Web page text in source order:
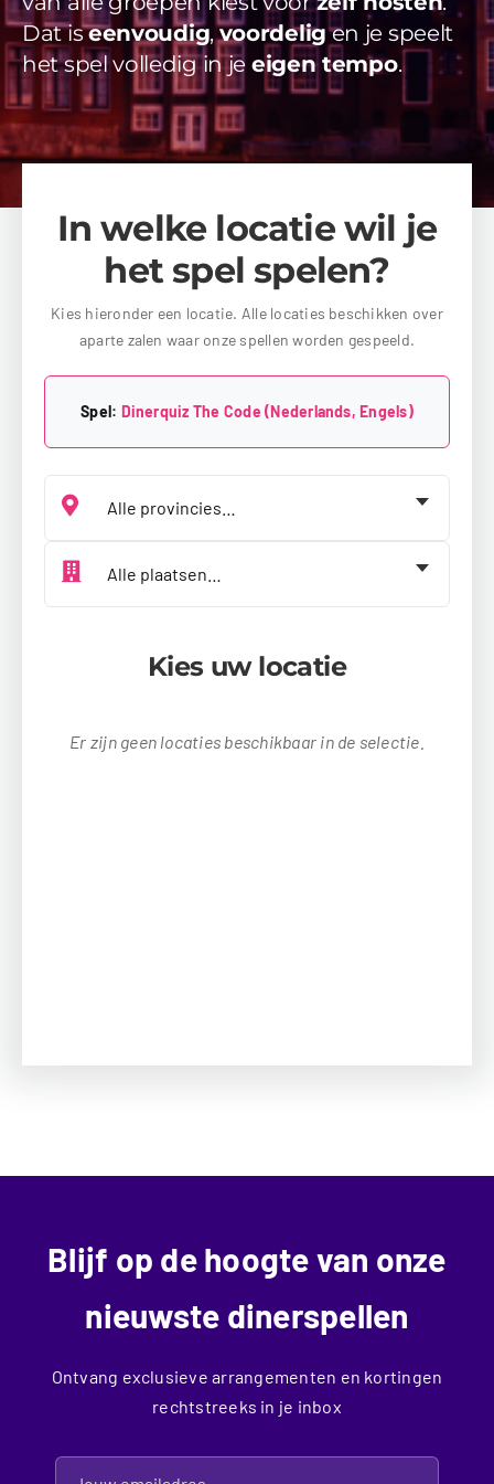
Videos
Uitjes
Beschikbaarheid Aanvragen
Dat iseenvoudig,voordeligen je speelt
het spel volledig in je eigen tempo.
In welke locatie wil je
het spel spelen?
Kies hieronder een locatie. Alle locaties beschikken over
aparte zalen waar onze spellen worden gespeeld.
Spel: Dinerquiz The Code (Nederlands, Engels)
Kies jouw provincie
Kies jouw plaats
Kies uw locatie
Er zijn geen locaties beschikbaar in de selectie.
Blijf op de hoogte van onze
nieuwste dinerspellen
Ontvang exclusieve arrangementen en kortingen
rechtstreeks in je inbox